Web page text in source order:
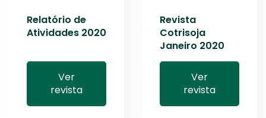
Relatório de
Atividades 2020
Ver
revista
Revista
Cotrisoja
Janeiro 2020
Ver
revista